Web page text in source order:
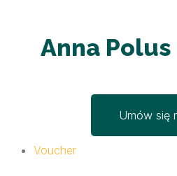
Anna Polus
Umów się
Voucher